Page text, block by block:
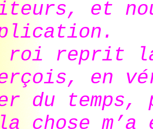
et
roi reprit
en
du temps,
chose m’a